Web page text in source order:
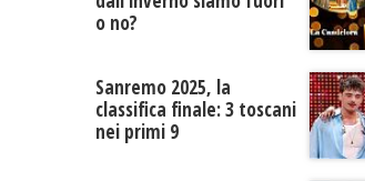
o no?
Sanremo 2025, la
classifica finale: 3 toscani
nei primi 9